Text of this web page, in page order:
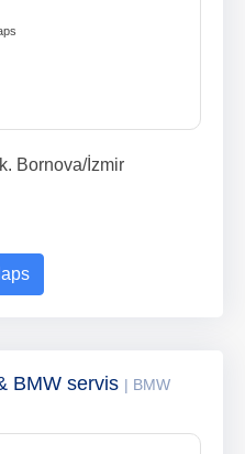
Bornova/İzmir
BMW servis | BMW